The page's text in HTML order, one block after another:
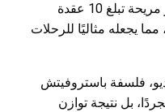
وتمنحه هذه المنظومة سرعة إبحار مريحة تبلغ 10 عقدة
تصل إلى 14 عقدة، مما يجعله مثاليًا للرحلات
فلسفة باستروفيتش
بل نتيجة توازن